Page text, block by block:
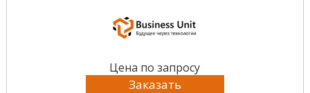
Цена по запросу
Заказать